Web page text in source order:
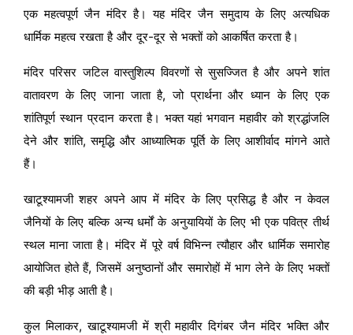
एक महत्वपूर्ण जैन मंदिर है। यह मंदिर जैन समुदाय के लिए अत्यधिक
धार्मिक महत्व रखता है और दूर-दूर से भक्तों को आकर्षित करता है।
मंदिर परिसर जटिल वास्तुशिल्प विवरणों से सुसज्जित है और अपने शांत
वातावरण के लिए जाना जाता है, जो प्रार्थना और ध्यान के लिए एक
शांतिपूर्ण स्थान प्रदान करता है। भक्त यहां भगवान महावीर को श्रद्धांजलि
देने और शांति, समृद्धि और आध्यात्मिक पूर्ति के लिए आशीर्वाद मांगने आते
हैं।
खाटूश्यामजी शहर अपने आप में मंदिर के लिए प्रसिद्ध है और न केवल
जैनियों के लिए बल्कि अन्य धर्मों के अनुयायियों के लिए भी एक पवित्र तीर्थ
स्थल माना जाता है। मंदिर में पूरे वर्ष विभिन्न त्यौहार और धार्मिक समारोह
आयोजित होते हैं, जिसमें अनुष्ठानों और समारोहों में भाग लेने के लिए भक्तों
की बड़ी भीड़ आती है।
कुल मिलाकर, खाटूश्यामजी में श्री महावीर दिगंबर जैन मंदिर भक्ति और